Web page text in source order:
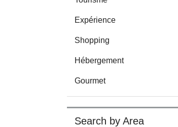
Expérience
Shopping
Hébergement
Gourmet
Search by Area